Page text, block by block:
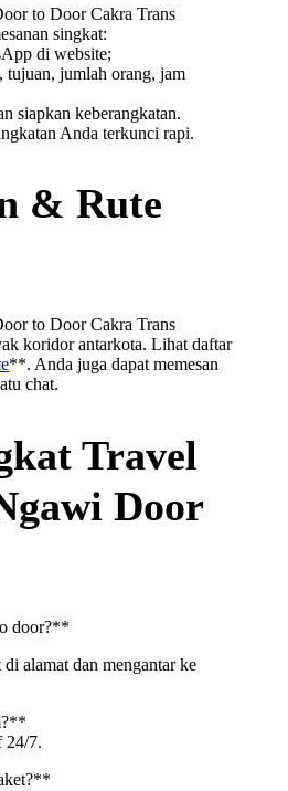
to Door Cakra Trans
singkat:
di website;
jumlah orang, jam
siapkan keberangkatan.
Anda terkunci rapi.
& Rute
to Door Cakra Trans
koridor antarkota. Lihat daftar
**. Anda juga dapat memesan
chat.
Travel
Door
door?**
alamat dan mengantar ke
24/7.